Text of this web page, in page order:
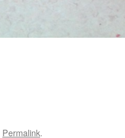
Permalink.